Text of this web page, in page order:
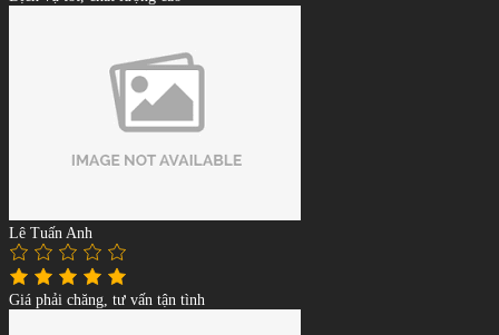
Lê Tuấn Anh
Giá phải chăng, tư vấn tận tình